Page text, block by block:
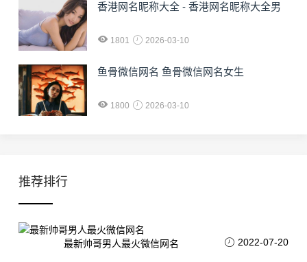
香港网名昵称大全 - 香港网名昵称大全男
1801 2026-03-10
鱼骨微信网名 鱼骨微信网名女生
1800 2026-03-10
推荐排行
最新帅哥男人最火微信网名 2022-07-20